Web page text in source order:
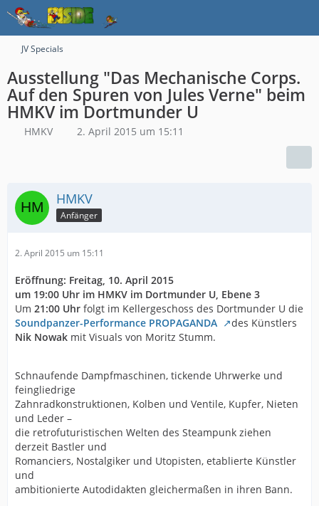
JV Specials
Ausstellung "Das Mechanische Corps.
Auf den Spuren von Jules Verne" beim
HMKV im Dortmunder U
HMKV 2. April 2015 um 15:11
HMKV
Anfänger
2. April 2015 um 15:11
Eröffnung: Freitag, 10. April 2015
um 19:00 Uhr im HMKV im Dortmunder U, Ebene 3
Um 21:00 Uhr folgt im Kellergeschoss des Dortmunder U die
Soundpanzer-Performance PROPAGANDA
des Künstlers
Nik Nowak mit Visuals von Moritz Stumm.
Schnaufende Dampfmaschinen, tickende Uhrwerke und
feingliedrige
Zahnradkonstruktionen, Kolben und Ventile, Kupfer, Nieten
und Leder –
die retrofuturistischen Welten des Steampunk ziehen
derzeit Bastler und
Romanciers, Nostalgiker und Utopisten, etablierte Künstler
und
ambitionierte Autodidakten gleichermaßen in ihren Bann.